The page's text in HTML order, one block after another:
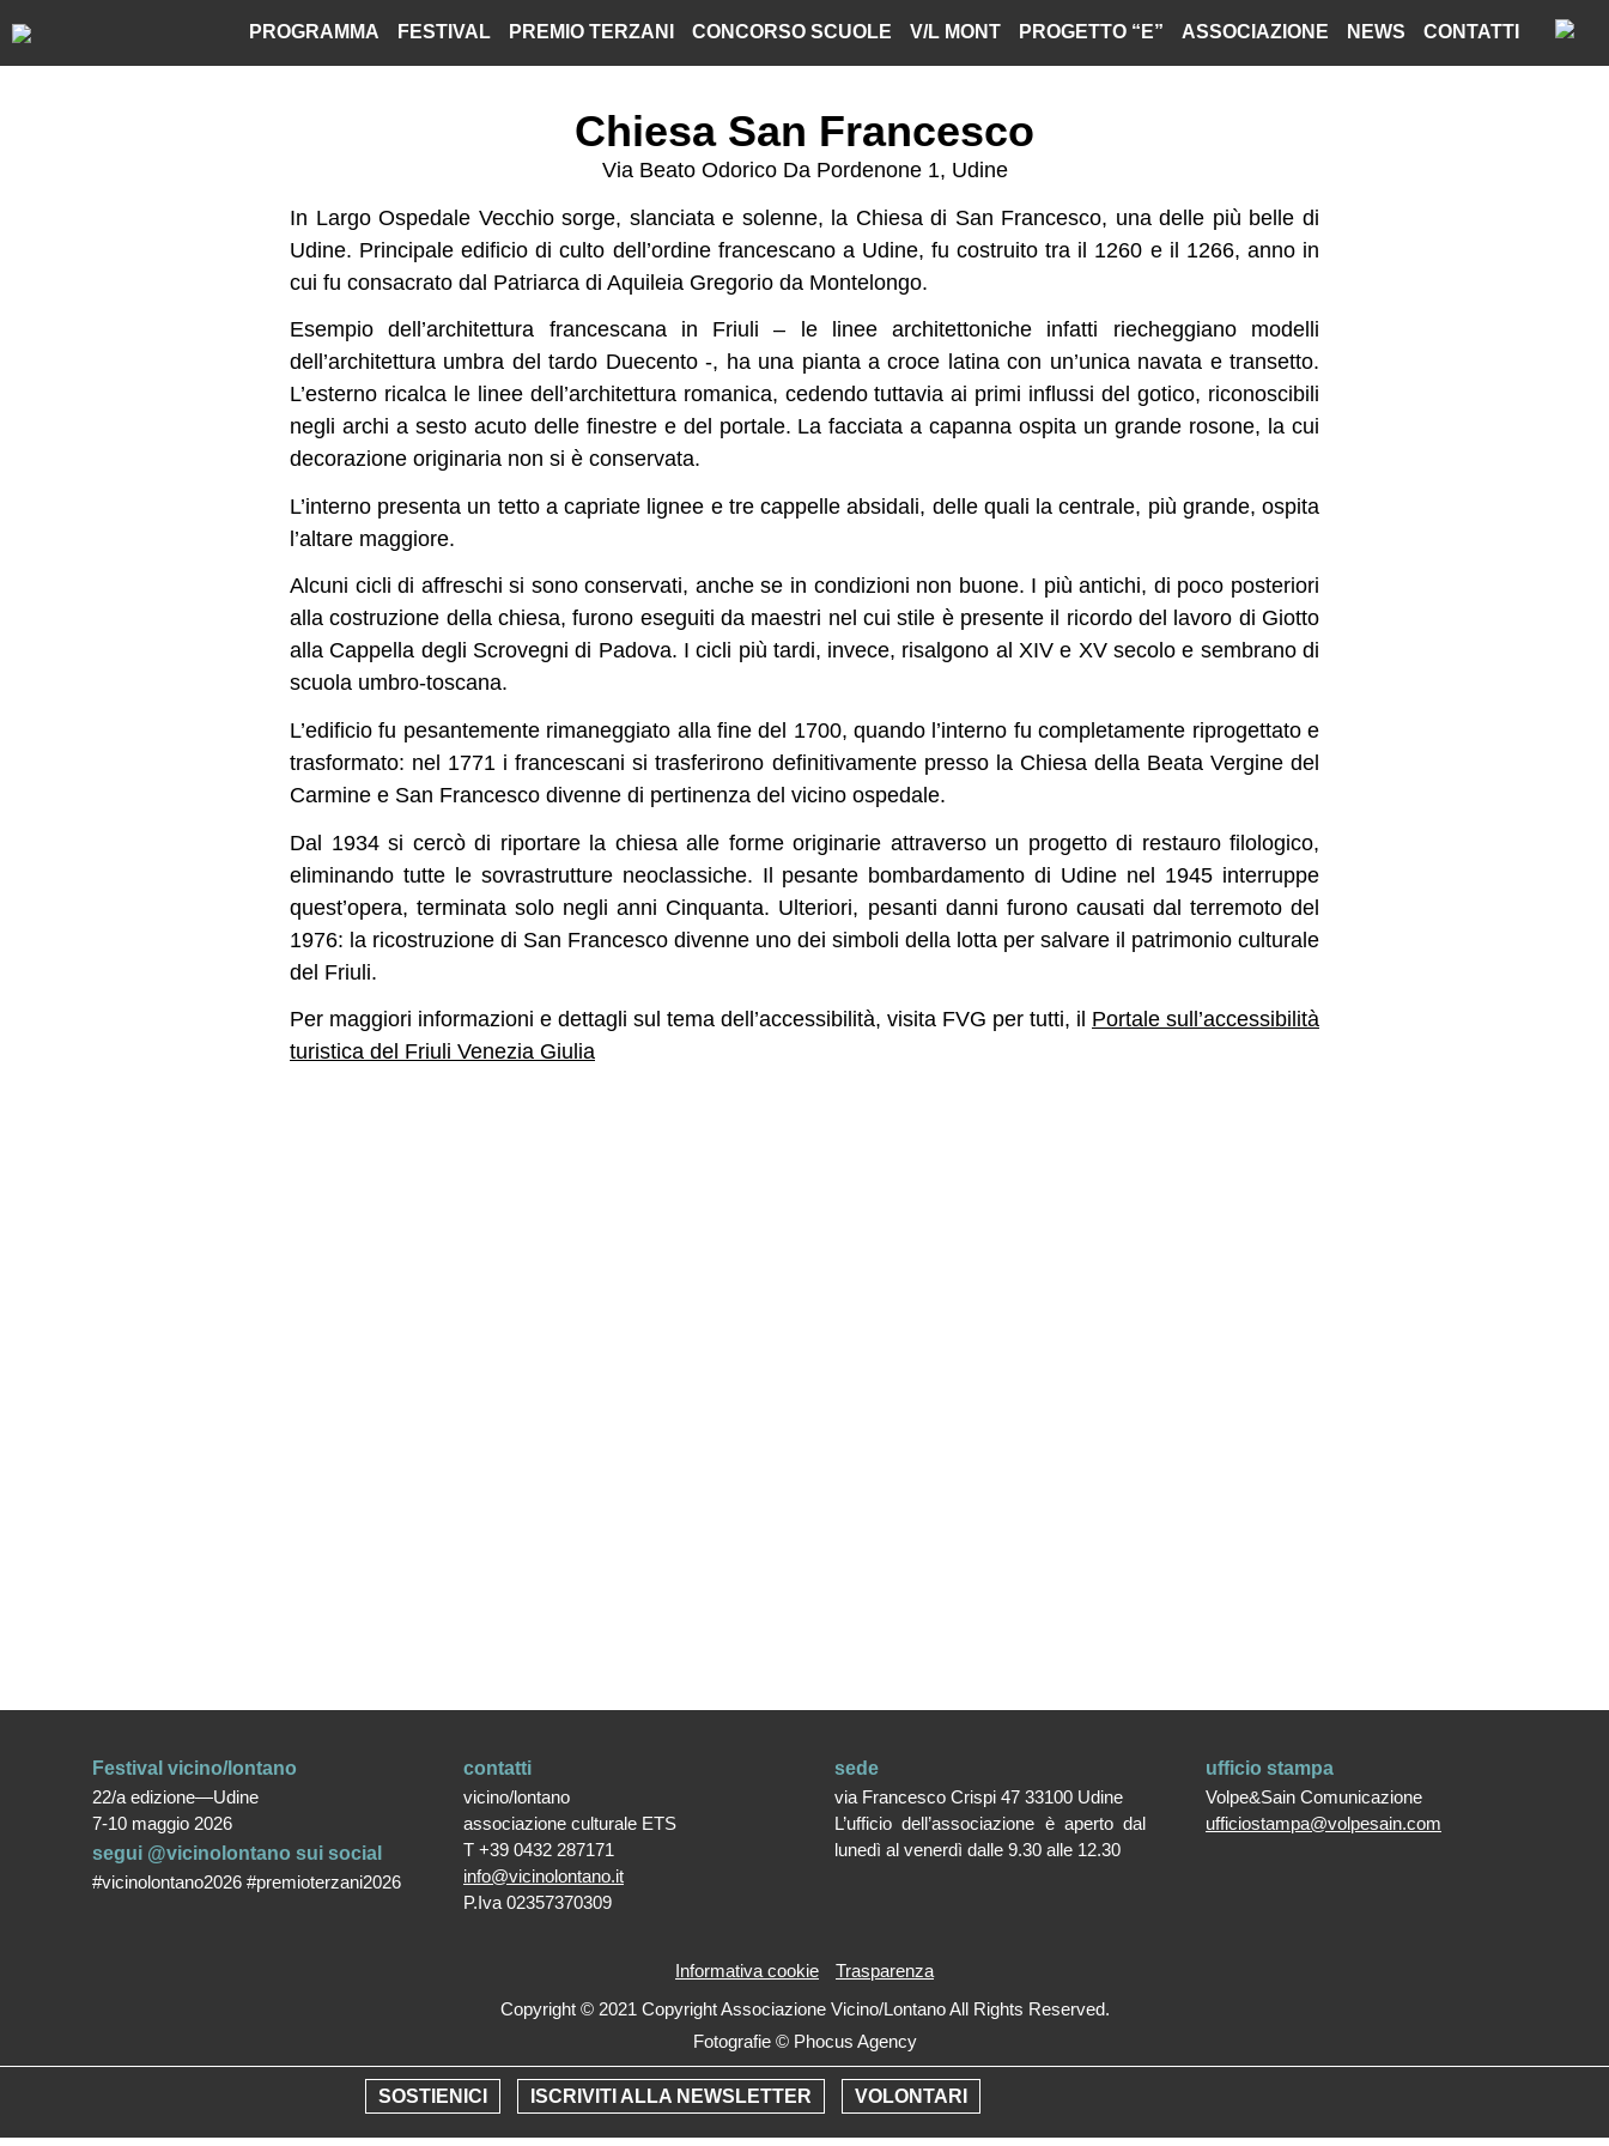
to
PROGRAMMA FESTIVAL PREMIO TERZANI CONCORSO SCUOLE V/L MONT PROGETTO “E” ASSOCIAZIONE NEWS CONTATTI
Chiesa San Francesco
Via Beato Odorico Da Pordenone 1, Udine
In Largo Ospedale Vecchio sorge, slanciata e solenne, la Chiesa di San Francesco, una delle più belle di
Udine. Principale edificio di culto dell’ordine francescano a Udine, fu costruito tra il 1260 e il 1266, anno in
cui fu consacrato dal Patriarca di Aquileia Gregorio da Montelongo.
Esempio dell’architettura francescana in Friuli – le linee architettoniche infatti riecheggiano modelli
dell’architettura umbra del tardo Duecento -, ha una pianta a croce latina con un’unica navata e transetto.
L’esterno ricalca le linee dell’architettura romanica, cedendo tuttavia ai primi influssi del gotico, riconoscibili
negli archi a sesto acuto delle finestre e del portale. La facciata a capanna ospita un grande rosone, la cui
decorazione originaria non si è conservata.
L’interno presenta un tetto a capriate lignee e tre cappelle absidali, delle quali la centrale, più grande, ospita
l’altare maggiore.
Alcuni cicli di affreschi si sono conservati, anche se in condizioni non buone. I più antichi, di poco posteriori
alla costruzione della chiesa, furono eseguiti da maestri nel cui stile è presente il ricordo del lavoro di Giotto
alla Cappella degli Scrovegni di Padova. I cicli più tardi, invece, risalgono al XIV e XV secolo e sembrano di
scuola umbro-toscana.
L’edificio fu pesantemente rimaneggiato alla fine del 1700, quando l’interno fu completamente riprogettato e
trasformato: nel 1771 i francescani si trasferirono definitivamente presso la Chiesa della Beata Vergine del
Carmine e San Francesco divenne di pertinenza del vicino ospedale.
Dal 1934 si cercò di riportare la chiesa alle forme originarie attraverso un progetto di restauro filologico,
eliminando tutte le sovrastrutture neoclassiche. Il pesante bombardamento di Udine nel 1945 interruppe
quest’opera, terminata solo negli anni Cinquanta. Ulteriori, pesanti danni furono causati dal terremoto del
1976: la ricostruzione di San Francesco divenne uno dei simboli della lotta per salvare il patrimonio culturale
del Friuli.
Per maggiori informazioni e dettagli sul tema dell’accessibilità, visita FVG per tutti, il Portale sull’accessibilità
turistica del Friuli Venezia Giulia
SOSTIENICI ISCRIVITI ALLA NEWSLETTER VOLONTARI
Festival vicino/lontano
22/a edizione—Udine
7-10 maggio 2026
segui @vicinolontano sui social
#vicinolontano2026 #premioterzani2026
contatti
vicino/lontano
associazione culturale ETS
T +39 0432 287171
info@vicinolontano.it
P.Iva 02357370309
sede
via Francesco Crispi 47 33100 Udine
L’ufficio dell’associazione è aperto dal
lunedì al venerdì dalle 9.30 alle 12.30
ufficio stampa
Volpe&Sain Comunicazione
ufficiostampa@volpesain.com
Informativa cookie
Trasparenza
Copyright © 2021 Copyright Associazione Vicino/Lontano All Rights Reserved.
Fotografie © Phocus Agency
Creative byPop Com Studio